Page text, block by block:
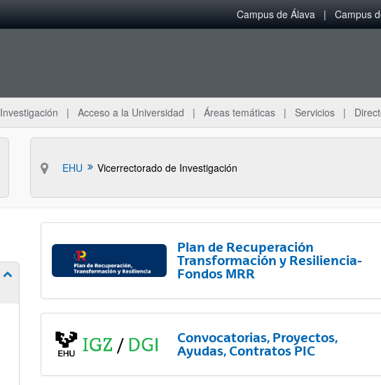
Campus de Álava Campus
Investigación Acceso a la Universidad Áreas temáticas Servicios
EHU Vicerrectorado de Investigación
Mostrar/ocultar subpáginas
Plan de Recuperación
Transformación y Resiliencia-
Fondos MRR
Convocatorias, Proyectos,
Ayudas, Contratos PIC